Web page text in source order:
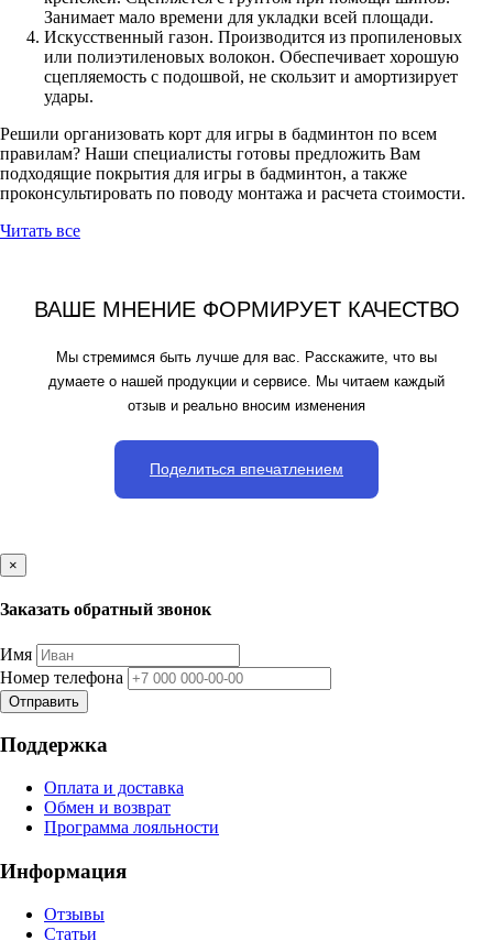
Занимает мало времени для укладки всей площади.
Искусственный газон. Производится из пропиленовых
или полиэтиленовых волокон. Обеспечивает хорошую
сцепляемость с подошвой, не скользит и амортизирует
удары.
Решили организовать корт для игры в бадминтон по всем
правилам? Наши специалисты готовы предложить Вам
подходящие покрытия для игры в бадминтон, а также
проконсультировать по поводу монтажа и расчета стоимости.
Читать все
ВАШЕ МНЕНИЕ ФОРМИРУЕТ КАЧЕСТВО
Мы стремимся быть лучше для вас. Расскажите, что вы
думаете о нашей продукции и сервисе. Мы читаем каждый
отзыв и реально вносим изменения
Поделиться впечатлением
×
Заказать обратный звонок
Имя
Номер телефона
Отправить
Поддержка
Оплата и доставка
Обмен и возврат
Программа лояльности
Информация
Отзывы
Статьи